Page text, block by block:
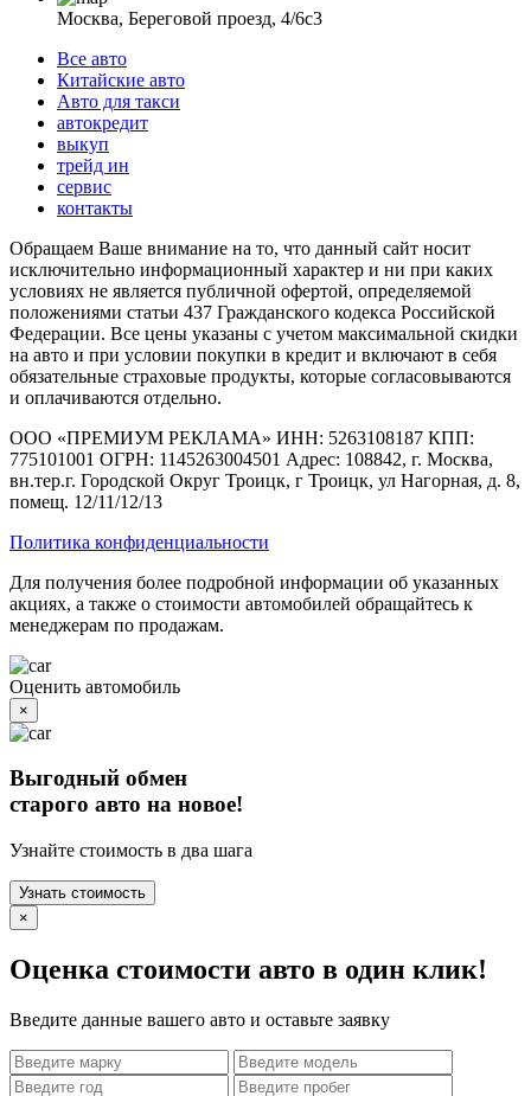
Москва, Береговой проезд, 4/6с3
Все авто
Китайские авто
Авто для такси
автокредит
выкуп
трейд ин
сервис
контакты
Обращаем Ваше внимание на то, что данный сайт носит
исключительно информационный характер и ни при каких
условиях не является публичной офертой, определяемой
положениями статьи 437 Гражданского кодекса Российской
Федерации. Все цены указаны с учетом максимальной скидки
на авто и при условии покупки в кредит и включают в себя
обязательные страховые продукты, которые согласовываются
и оплачиваются отдельно.
ООО «ПРЕМИУМ РЕКЛАМА» ИНН: 5263108187 КПП:
775101001 ОГРН: 1145263004501 Адрес: 108842, г. Москва,
вн.тер.г. Городской Округ Троицк, г Троицк, ул Нагорная, д. 8,
помещ. 12/11/12/13
Политика конфиденциальности
Для получения более подробной информации об указанных
акциях, а также о стоимости автомобилей обращайтесь к
менеджерам по продажам.
Оценить автомобиль
×
Выгодный обмен
старого авто на новое!
Узнайте стоимость в два шага
Узнать стоимость
×
Оценка стоимости авто в один клик!
Введите данные вашего авто и оставьте заявку